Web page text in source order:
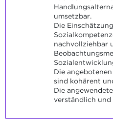
umsetzbar.
Die
nachvollziehbar
Die
sind kohärent
Die
verständlich und